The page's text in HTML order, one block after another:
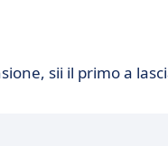
sii il primo a